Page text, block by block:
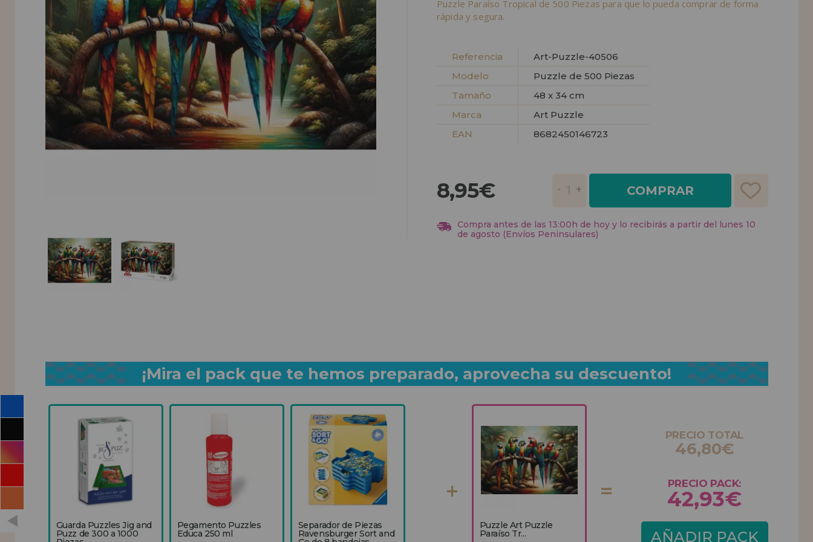
INFORMACIÓN
955 333 133
info@casadelpuzzle.com
Puzzle Paraíso Tropical de 500 Piezas para que lo pueda comprar de forma
rápida y segura.
Referencia
Art-Puzzle-40506
Modelo
Puzzle de 500 Piezas
Tamaño
48 x 34 cm
Marca
Art Puzzle
EAN
8682450146723
8,95€ COMPRAR
Compra antes de las 13:00h de hoy y lo recibirás a partir del lunes 10
de agosto (Envíos Peninsulares)
¡Mira el pack que te hemos preparado, aprovecha su descuento!
Guarda Puzzles Jig and
Puzz de 300 a 1000
Pegamento Puzzles
Educa 250 ml
Separador de Piezas
Ravensburger Sort and
Puzzle Art Puzzle
Paraíso Tr...
PRECIO TOTAL
46,80€
PRECIO PACK:
42,93€
AÑADIR PACK